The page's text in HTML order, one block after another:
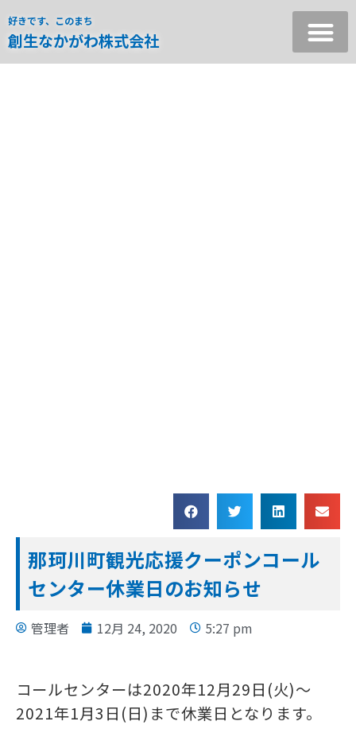
好きです、このまち
創生なかがわ株式会社
那珂川町観光応援クーポンコール
センター休業日のお知らせ
管理者 12月 24, 2020 5:27 pm
コールセンターは2020年12月29日(火)～
2021年1月3日(日)まで休業日となります。